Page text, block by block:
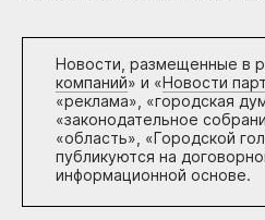
Новости, размещенные в
компаний» и «Новости
«реклама», «городская
«законодательное
«область», «Городской
публикуются на
информационной основе.